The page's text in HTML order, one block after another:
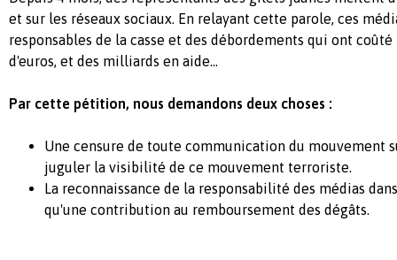
et sur les réseaux sociaux. En relayant cette parole, ces
responsables de la casse et des débordements qui ont
d'euros, et des milliards en aide...
Par cette pétition, nous demandons deux choses :
Une censure de toute communication du mouvement
juguler la visibilité de ce mouvement terroriste.
La reconnaissance de la responsabilité des médias
qu'une contribution au remboursement des dégâts.